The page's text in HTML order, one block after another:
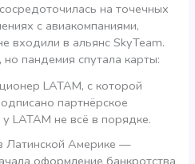
на точечных
с авиакомпаниями,
входили в альянс SkyTeam.
пандемия спутала карты:
LATAM, с которой
партнёрское
LATAM не всё в порядке.
Латинской Америке —